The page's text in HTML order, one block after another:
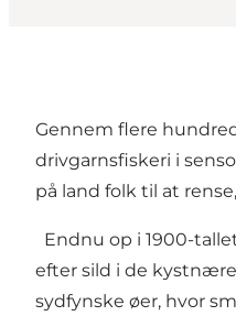
Gennem flere
drivgarnsfiskeri i
på land folk til at
Endnu op i 1900-
efter sild i de
sydfynske øer, hvor